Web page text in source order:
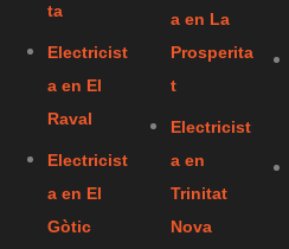
ta
Electricist
a en El
Raval
Electricist
a en El
Gòtic
a en La
Prosperita
t
Electricist
a en
Trinitat
Nova